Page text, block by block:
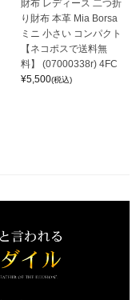
財布 レディース 二つ折
り財布 本革 Mia Borsa
ミニ 小さい コンパクト
【ネコポスで送料無
料】 (07000338r) 4FC
¥5,500(税込)